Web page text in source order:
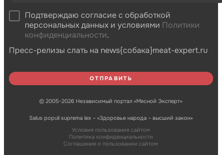
Подтверждаю согласие с обработкой
персональных данных и условиями Политики
конфиденциальности.
Пресс-релизы слать на news{собака}meat-expert.ru
© 2005-2026 Независимый портал «Мясной Эксперт»
Salus populi suprema lex – «Здоровье народа – высший закон»
Условия пользования сайтом
Политика конфиденциальности
Соглашение о пользовании сайтом